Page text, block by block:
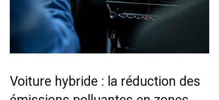
Voiture hybride : la réduction des